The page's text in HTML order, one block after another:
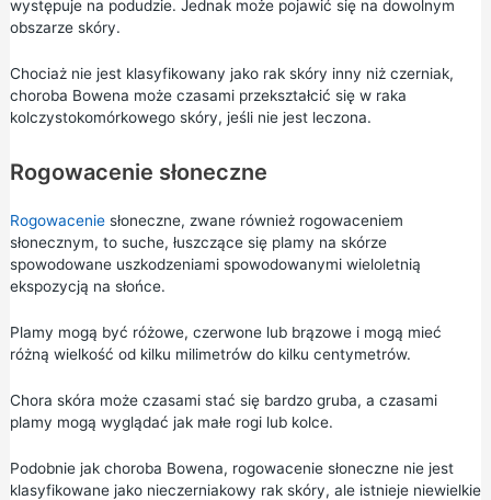
występuje na podudzie. Jednak może pojawić się na dowolnym
obszarze skóry.
Chociaż nie jest klasyfikowany jako rak skóry inny niż czerniak,
choroba Bowena może czasami przekształcić się w raka
kolczystokomórkowego skóry, jeśli nie jest leczona.
Rogowacenie słoneczne
Rogowaceniesłoneczne, zwane również rogowaceniem
słonecznym, to suche, łuszczące się plamy na skórze
spowodowane uszkodzeniami spowodowanymi wieloletnią
ekspozycją na słońce.
Plamy mogą być różowe, czerwone lub brązowe i mogą mieć
różną wielkość od kilku milimetrów do kilku centymetrów.
Chora skóra może czasami stać się bardzo gruba, a czasami
plamy mogą wyglądać jak małe rogi lub kolce.
Podobnie jak choroba Bowena, rogowacenie słoneczne nie jest
klasyfikowane jako nieczerniakowy rak skóry, ale istnieje niewielkie